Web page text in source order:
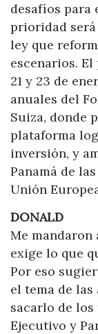
desafíos para
prioridad
ley que
escenarios.
21 y 23 de
anuales del
Suiza, donde
plataforma
inversión, y
Panamá de
Unión
DONALD
Me mandaron
exige lo que
Por eso
el tema de las
sacarlo de
Ejecutivo y